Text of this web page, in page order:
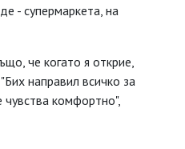
- супермаркета, на
че когато я открие,
направил всичко за
комфортно",